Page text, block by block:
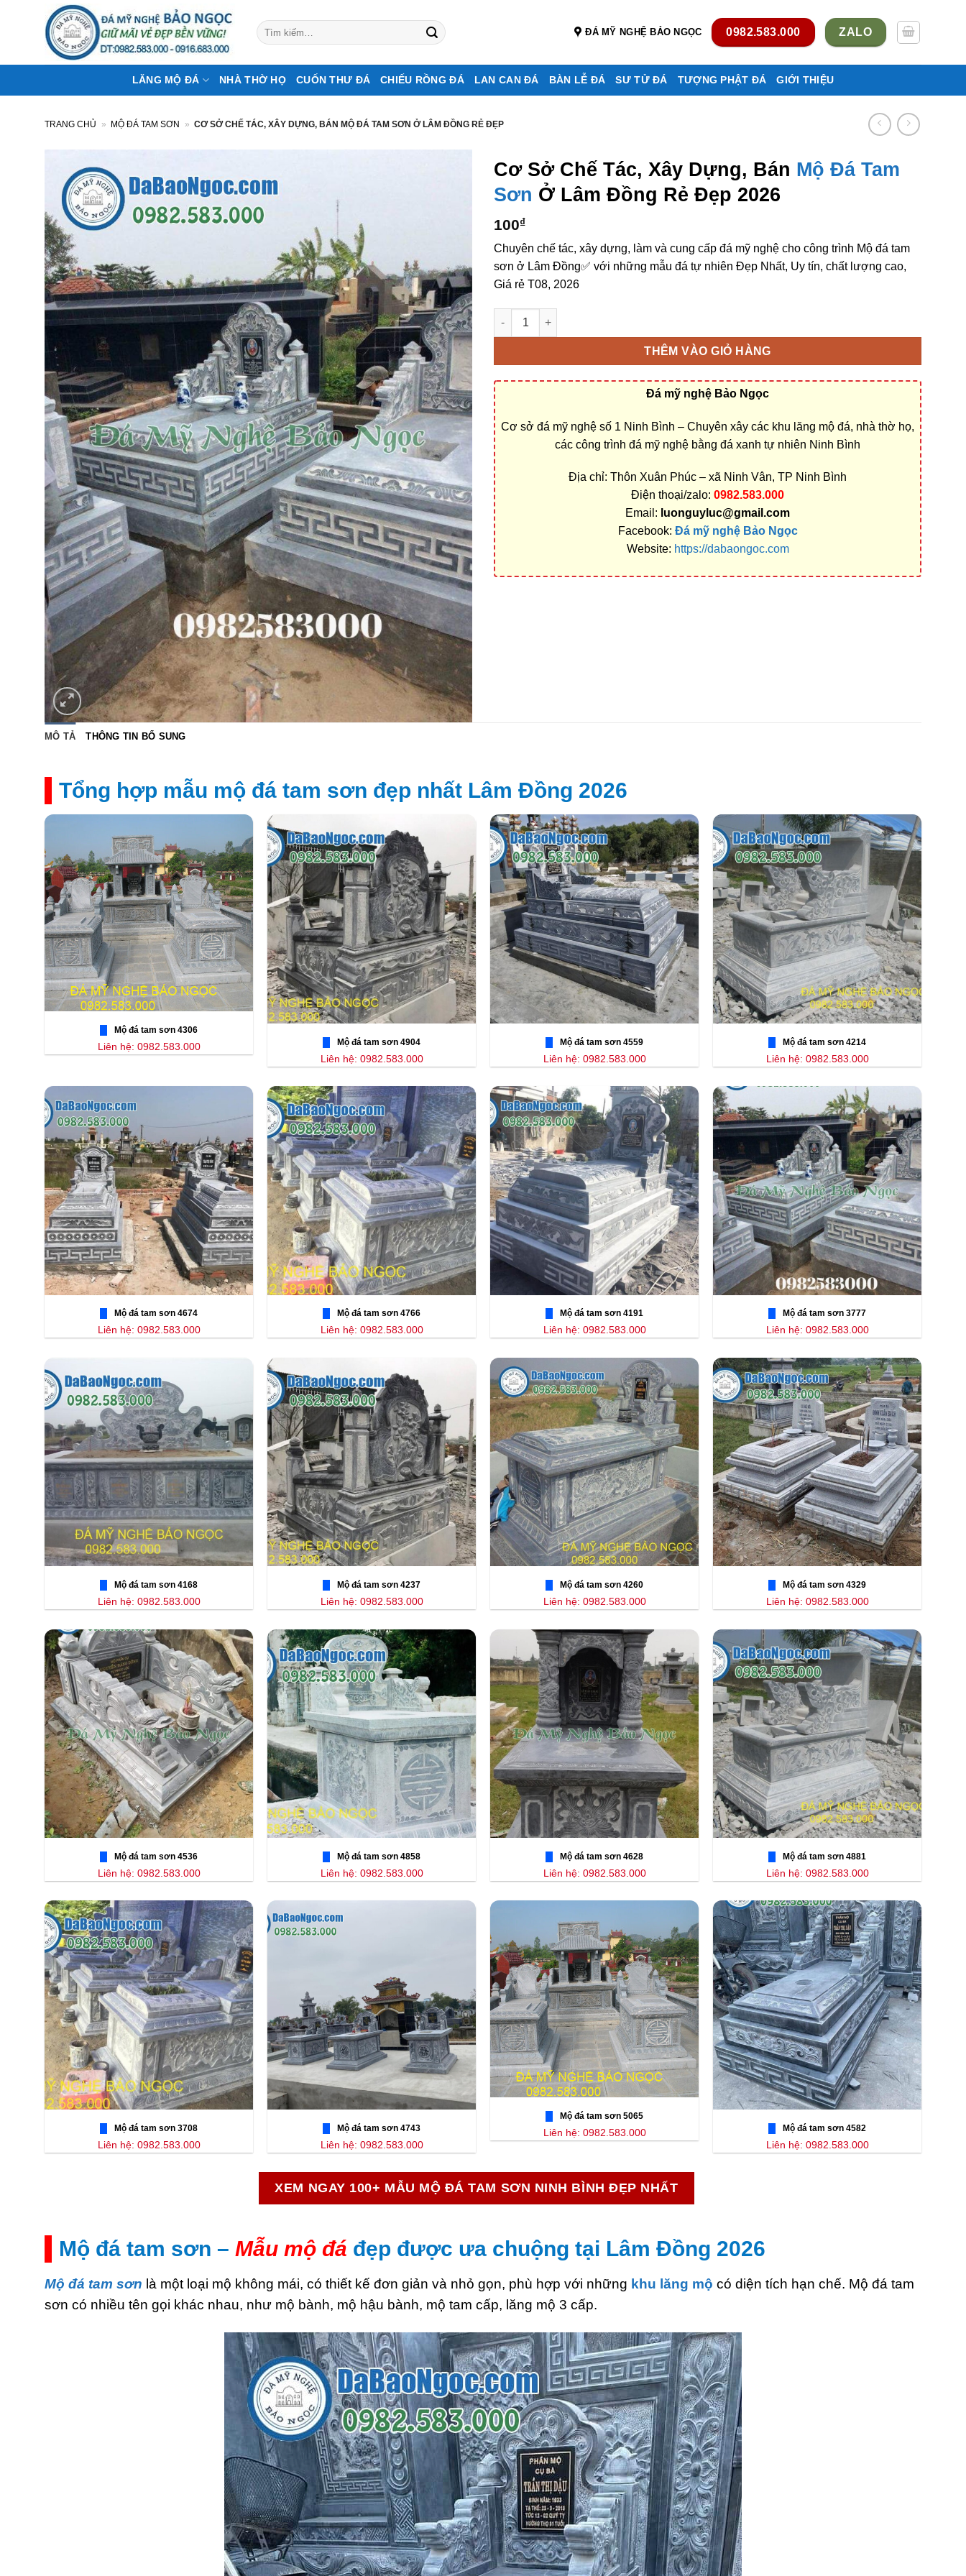
dung
Tìm
kiếm:
ĐÁ MỸ NGHỆ BẢO NGỌC 0982.583.000 ZALO
LĂNG MỘ ĐÁ NHÀ THỜ HỌ CUỐN THƯ ĐÁ CHIẾU RỒNG ĐÁ LAN CAN ĐÁ BÀN LỄ ĐÁ SƯ TỬ ĐÁ TƯỢNG PHẬT ĐÁ GIỚI THIỆU
TRANG CHỦ » MỘ ĐÁ TAM SƠN » CƠ SỞ CHẾ TÁC, XÂY DỰNG, BÁN MỘ ĐÁ TAM SƠN Ở LÂM ĐỒNG RẺ ĐẸP
Cơ Sở Chế Tác, Xây Dựng, Bán Mộ Đá Tam
Sơn Ở Lâm Đồng Rẻ Đẹp 2026
100₫
Chuyên chế tác, xây dựng, làm và cung cấp đá mỹ nghệ cho công trình Mộ đá tam
sơn ở Lâm Đồng✅ với những mẫu đá tự nhiên Đẹp Nhất, Uy tín, chất lượng cao,
Giá rẻ T08, 2026
Cơ sở chế tác, xây dựng, bán Mộ đá tam sơn ở Lâm Đồng rẻ đẹp số lượng
THÊM VÀO GIỎ HÀNG
Đá mỹ nghệ Bảo Ngọc
Cơ sở đá mỹ nghệ số 1 Ninh Bình – Chuyên xây các khu lăng mộ đá, nhà thờ họ,
các công trình đá mỹ nghệ bằng đá xanh tự nhiên Ninh Bình
Địa chỉ: Thôn Xuân Phúc – xã Ninh Vân, TP Ninh Bình
Điện thoại/zalo: 0982.583.000
Email: luonguyluc@gmail.com
Facebook: Đá mỹ nghệ Bảo Ngọc
Website: https://dabaongoc.com
MÔ TẢ THÔNG TIN BỔ SUNG
Tổng hợp mẫu mộ đá tam sơn đẹp nhất Lâm Đồng 2026
Mộ đá tam sơn 4306
Liên hệ: 0982.583.000 Mộ đá tam sơn 4904
Liên hệ: 0982.583.000
Mộ đá tam sơn 4559
Liên hệ: 0982.583.000
Mộ đá tam sơn 4214
Liên hệ: 0982.583.000
Mộ đá tam sơn 4674
Liên hệ: 0982.583.000
Mộ đá tam sơn 4766
Liên hệ: 0982.583.000
Mộ đá tam sơn 4191
Liên hệ: 0982.583.000
Mộ đá tam sơn 3777
Liên hệ: 0982.583.000
Mộ đá tam sơn 4168
Liên hệ: 0982.583.000
Mộ đá tam sơn 4237
Liên hệ: 0982.583.000
Mộ đá tam sơn 4260
Liên hệ: 0982.583.000
Mộ đá tam sơn 4329
Liên hệ: 0982.583.000
Mộ đá tam sơn 4536
Liên hệ: 0982.583.000
Mộ đá tam sơn 4858
Liên hệ: 0982.583.000
Mộ đá tam sơn 4628
Liên hệ: 0982.583.000
Mộ đá tam sơn 4881
Liên hệ: 0982.583.000
Mộ đá tam sơn 3708
Liên hệ: 0982.583.000
Mộ đá tam sơn 4743
Liên hệ: 0982.583.000
Mộ đá tam sơn 5065
Liên hệ: 0982.583.000 Mộ đá tam sơn 4582
Liên hệ: 0982.583.000
XEM NGAY 100+ MẪU MỘ ĐÁ TAM SƠN NINH BÌNH ĐẸP NHẤT
Mộ đá tam sơn – Mẫu mộ đá đẹp được ưa chuộng tại Lâm Đồng 2026
Mộ đá tam sơn là một loại mộ không mái, có thiết kế đơn giản và nhỏ gọn, phù hợp với những khu lăng mộ có diện tích hạn chế. Mộ đá tam
sơn có nhiều tên gọi khác nhau, như mộ bành, mộ hậu bành, mộ tam cấp, lăng mộ 3 cấp.